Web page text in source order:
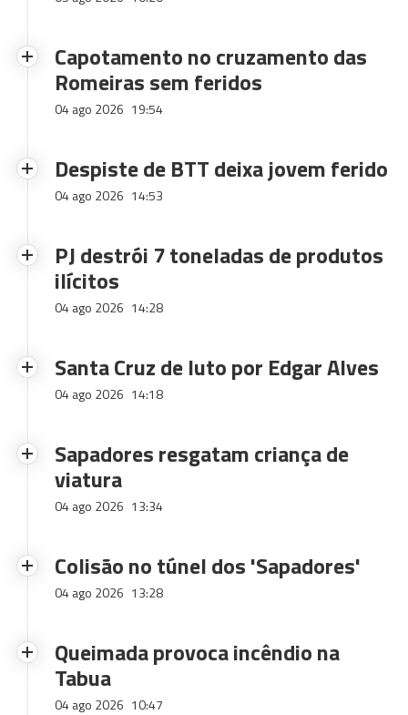
Capotamento no cruzamento das
Romeiras sem feridos
04 ago 2026 19:54
Despiste de BTT deixa jovem ferido
04 ago 2026 14:53
PJ destrói 7 toneladas de produtos
ilícitos
04 ago 2026 14:28
Santa Cruz de luto por Edgar Alves
04 ago 2026 14:18
Sapadores resgatam criança de
viatura
04 ago 2026 13:34
Colisão no túnel dos 'Sapadores'
04 ago 2026 13:28
Queimada provoca incêndio na
Tabua
04 ago 2026 10:47